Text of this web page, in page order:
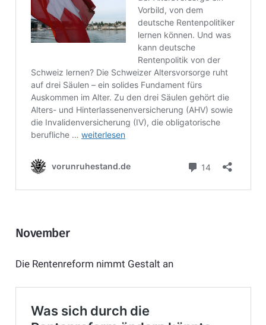
November
Die Rentenreform nimmt Gestalt an